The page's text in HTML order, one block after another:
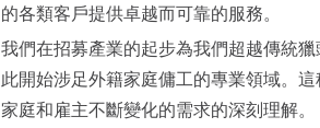
的各類客戶提供卓越而可靠的服務。
我們在招募產業的起步為我們超越傳統
此開始涉足外籍家庭傭工的專業領域。
家庭和雇主不斷變化的需求的深刻理解。